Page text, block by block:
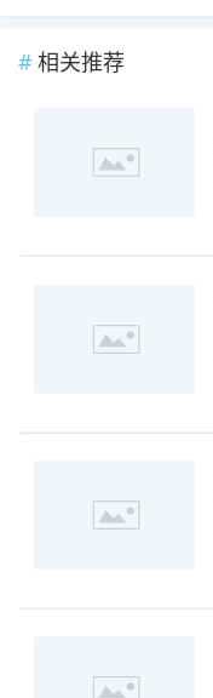
相关推荐